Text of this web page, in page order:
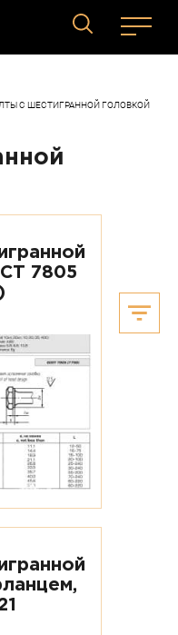
С ШЕСТИГРАННОЙ ГОЛОВКОЙ
7805